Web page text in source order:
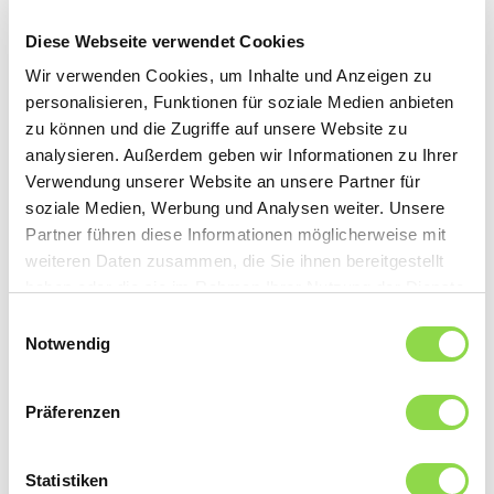
Diese Webseite verwendet Cookies
Wir verwenden Cookies, um Inhalte und Anzeigen zu
personalisieren, Funktionen für soziale Medien anbieten
zu können und die Zugriffe auf unsere Website zu
analysieren. Außerdem geben wir Informationen zu Ihrer
Verwendung unserer Website an unsere Partner für
soziale Medien, Werbung und Analysen weiter. Unsere
Partner führen diese Informationen möglicherweise mit
weiteren Daten zusammen, die Sie ihnen bereitgestellt
Notwendig
Präferenzen
Statistiken
Anwendungen mit geringeren Leistungsanforderungen
wieder zum Einsatz. Erst wenn Reparatur und Re-Use
ausgeschlossen sind, zum Beispiel bei starken
Glasbrüchen oder elektrischer Zerstörung, führt der Weg
konsequent ins Recycling.
Geordneter Rückbau statt Elektroschrott
Für den Rückbau und die Entsorgung gilt: Die
Eigentümerin oder der Eigentümer meldet sich beim
oder kann sich als vRG-Partner (beim SENS-System
registrierter Betrieb, der die vorgezogene
das System über eine vorgezogene Recyclinggebühr, die
Anlagenbetreibende fallen bei der Entsorgung somit
keine zusätzlichen Kosten an.